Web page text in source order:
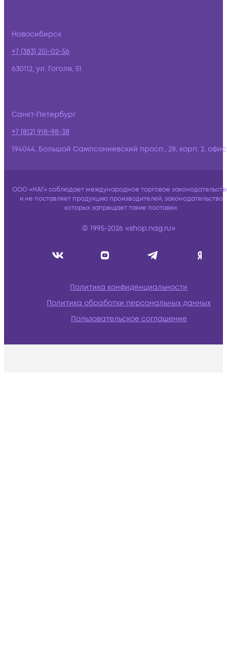
Новосибирск
+7 (383) 251-02-56
630112, ул. Гоголя, 51
Санкт-Петербург
+7 (812) 918-98-38
194044, Большой Сампсониевский просп., 28, корп. 2,
ООО «НАГ» соблюдает международное торговое
и не поставляет продукцию производителей, законодательство
которых запрещает такие поставки.
© 1995-2026 «shop.nag.ru»
Политика конфиденциальности
Политика обработки персональных данных
Пользовательское соглашение